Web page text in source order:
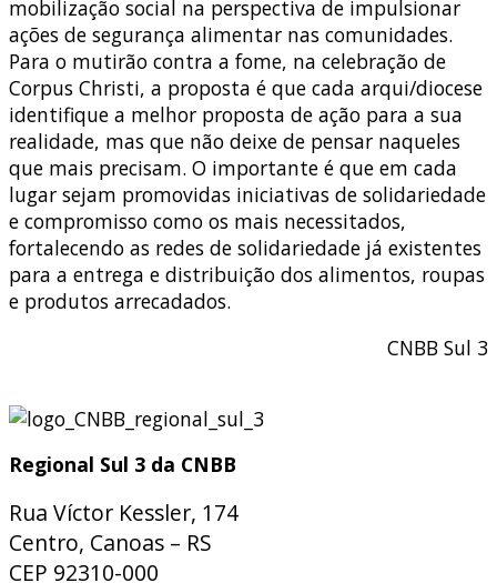
mobilização social na perspectiva de impulsionar
ações de segurança alimentar nas comunidades.
Para o mutirão contra a fome, na celebração de
Corpus Christi, a proposta é que cada arqui/diocese
identifique a melhor proposta de ação para a sua
realidade, mas que não deixe de pensar naqueles
que mais precisam. O importante é que em cada
lugar sejam promovidas iniciativas de solidariedade
e compromisso como os mais necessitados,
fortalecendo as redes de solidariedade já existentes
para a entrega e distribuição dos alimentos, roupas
e produtos arrecadados.
CNBB Sul 3
Regional Sul 3 da CNBB
Rua Víctor Kessler, 174
Centro, Canoas – RS
CEP 92310-000